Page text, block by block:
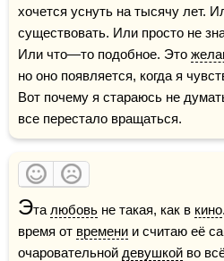
хочется уснуть на тысячу лет.
существовать. Или просто не
Или что—то подобное. Это
но оно появляется, когда я
Вот почему я стараюсь не
все перестало вращаться.
Эта любовь не такая, как в кино
время от времени и считаю её
очаровательной девушкой во